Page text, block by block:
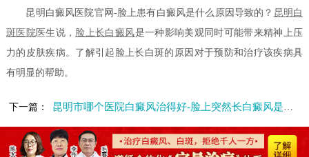
昆明白癜风医院官网-脸上患有白癜风是什么原因导致的？ 昆明白
斑医院 医生说， 脸上长白癜风是一种影响美观同时可能带来精神上压
力的皮肤疾病。了解引起脸上长白斑的原因对于预防和治疗该疾病具
有明显的帮助。
下一篇： 昆明市哪个医院白癜风治得好-脸上突然长白癜风是什么情况呢